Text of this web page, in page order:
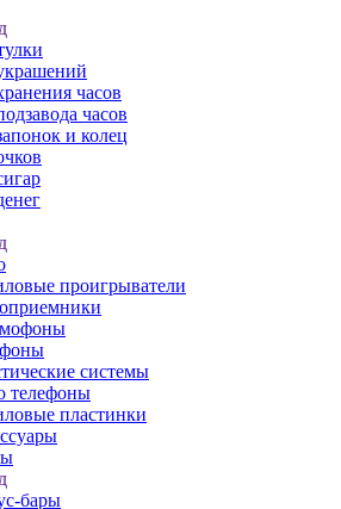
часов
часов
и колец
проигрыватели
системы
телефоны
пластинки
бары